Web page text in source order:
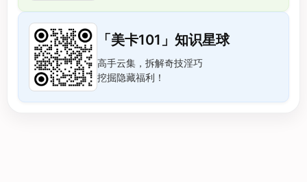
「美卡101」知识星球
高手云集，拆解奇技淫巧
挖掘隐藏福利！